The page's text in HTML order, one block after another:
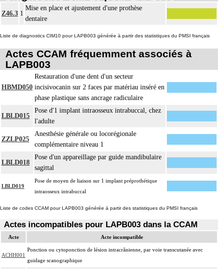
L'ostéotomie inclut l'ostéosynthèse.
La reconstruction osseuse ou articulaire par greffe, transplant ou matériau
sans drainage.
Z46.3 1
Mise en place et ajustement d'une prothèse
dentaire
Liste de diagnostics CIM10 pour LAPB003 générée à partir des statistiques du PMSI français
Actes CCAM fréquemment associés à
LAPB003
HBMD050
Restauration d'une dent d'un secteur
incisivocanin sur 2 faces par matériau inséré en
phase plastique sans ancrage radiculaire
LBLD015
Pose d'1 implant intraosseux intrabuccal, chez
l'adulte
ZZLP025
Anesthésie générale ou locorégionale
complémentaire niveau 1
LBLD018
Pose d'un appareillage par guide mandibulaire
sagittal
LBLD019
Pose de moyen de liaison sur 1 implant préprothétique
intraosseux intrabuccal
Liste de codes CCAM pour LAPB003 générée à partir des statistiques du PMSI français
Actes incompatibles pour LAPB003 dans la CCAM
Acte Acte incompatible
ACHH001
Ponction ou cytoponction de lésion intracrânienne, par voie transcutanée avec
guidage scanographique